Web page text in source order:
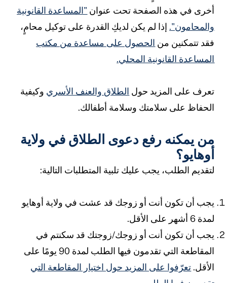
أخرى في هذه الصفحة تحت عنوان"المساعدة القانونية
والمحامون".إذا لم يكن لديكِ القدرة على توكيل محامٍ،
فقد تتمكنين منالحصول على مساعدة من مكتب
المساعدة القانونية المحلي.
تعرف على المزيد حولالطلاق والعنف الأسريوكيفية
الحفاظ على سلامتك وسلامة أطفالك.
من يمكنه رفع دعوى الطلاق في ولاية
أوهايو؟
لتقديم الطلب، يجب عليك تلبية المتطلبات التالية:
يجب أن تكون أنت أو زوجك قد عشت في ولاية أوهايو
لمدة 6 أشهر على الأقل.
يجب أن تكون أنت أو زوجك/زوجتك قد سكنتم في
المقاطعة التي تقدمون فيها الطلب لمدة 90 يومًا على
الأقل.تعرّفوا على المزيد حول اختيار المقاطعة التي